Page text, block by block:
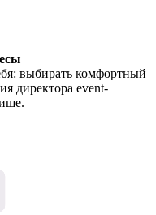
выбирать комфортный
директора event-